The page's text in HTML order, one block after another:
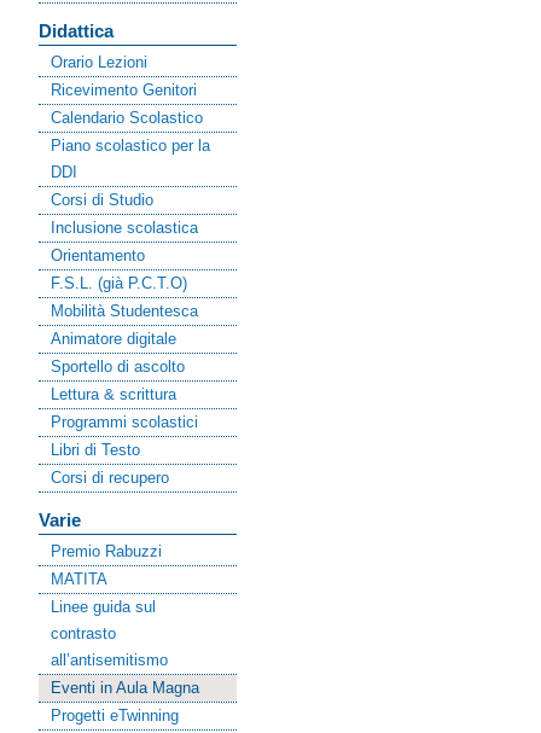
Didattica
Orario Lezioni
Ricevimento Genitori
Calendario Scolastico
Piano scolastico per la
DDI
Corsi di Studio
Inclusione scolastica
Orientamento
F.S.L. (già P.C.T.O)
Mobilità Studentesca
Animatore digitale
Sportello di ascolto
Lettura & scrittura
Programmi scolastici
Libri di Testo
Corsi di recupero
Varie
Premio Rabuzzi
MATITA
Linee guida sul
contrasto
all’antisemitismo
Eventi in Aula Magna
Progetti eTwinning